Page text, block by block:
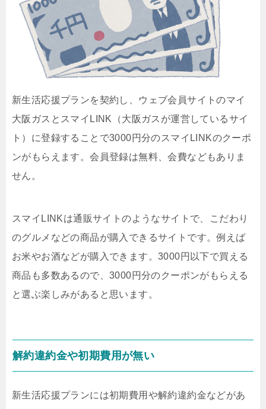
新生活応援プランを契約し、ウェブ会員サイトのマイ
大阪ガスとスマイLINK（大阪ガスが運営しているサイ
ト）に登録することで3000円分のスマイLINKのクーポ
ンがもらえます。会員登録は無料、会費などもありま
せん。
スマイLINKは通販サイトのようなサイトで、こだわり
のグルメなどの商品が購入できるサイトです。例えば
お米やお酒などが購入できます。3000円以下で買える
商品も多数あるので、3000円分のクーポンがもらえる
と選ぶ楽しみがあると思います。
解約違約金や初期費用が無い
新生活応援プランには初期費用や解約違約金などがあ